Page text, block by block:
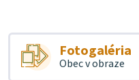
Fotogaléria
Obec v obraze